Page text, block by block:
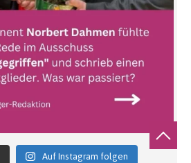
Auf Instagram folgen